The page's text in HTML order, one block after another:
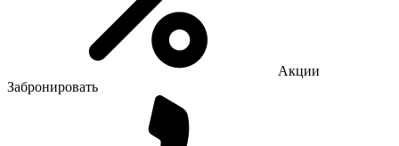
Акции
Забронировать